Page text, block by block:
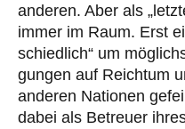
anderen. Aber als
immer im Raum. Erst
schiedlich“ um
gungen auf Reich­tum
anderen Nationen
dabei als Betreuer